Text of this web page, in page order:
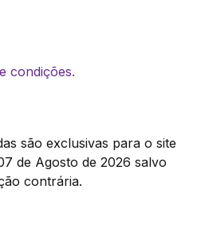
condições.
são exclusivas para o site
de Agosto de 2026 salvo
contrária.